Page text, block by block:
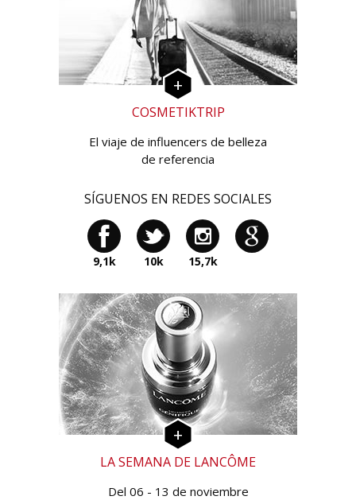
COSMETIKTRIP
El viaje de influencers de belleza
de referencia
SÍGUENOS EN REDES SOCIALES
9,1k 10k 15,7k
LA SEMANA DE LANCÔME
Del 06 - 13 de noviembre